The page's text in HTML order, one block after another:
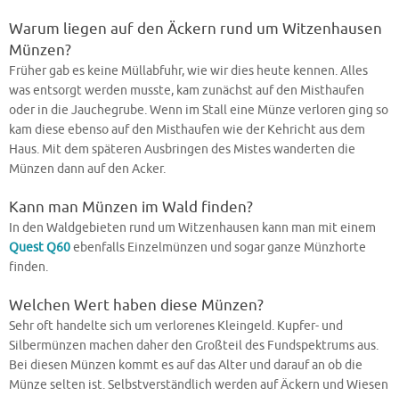
Warum liegen auf den Äckern rund um Witzenhausen
Münzen?
Früher gab es keine Müllabfuhr, wie wir dies heute kennen. Alles
was entsorgt werden musste, kam zunächst auf den Misthaufen
oder in die Jauchegrube. Wenn im Stall eine Münze verloren ging so
kam diese ebenso auf den Misthaufen wie der Kehricht aus dem
Haus. Mit dem späteren Ausbringen des Mistes wanderten die
Münzen dann auf den Acker.
Kann man Münzen im Wald finden?
In den Waldgebieten rund um Witzenhausen kann man mit einem
Quest Q60ebenfalls Einzelmünzen und sogar ganze Münzhorte
finden.
Welchen Wert haben diese Münzen?
Sehr oft handelte sich um verlorenes Kleingeld. Kupfer- und
Silbermünzen machen daher den Großteil des Fundspektrums aus.
Bei diesen Münzen kommt es auf das Alter und darauf an ob die
Münze selten ist. Selbstverständlich werden auf Äckern und Wiesen